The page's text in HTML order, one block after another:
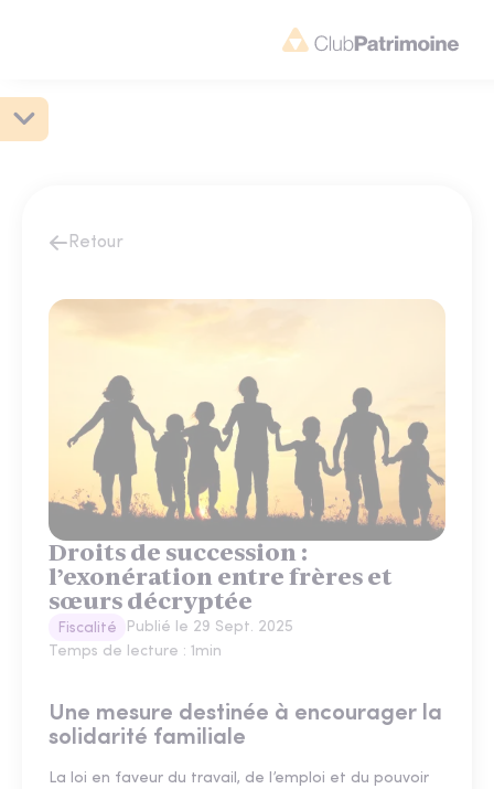
Retour
Droits de succession :
l’exonération entre frères et
sœurs décryptée
Fiscalité Publié le 29 Sept. 2025
Temps de lecture : 1min
Une mesure destinée à encourager la
solidarité familiale
La loi en faveur du travail, de l’emploi et du pouvoir